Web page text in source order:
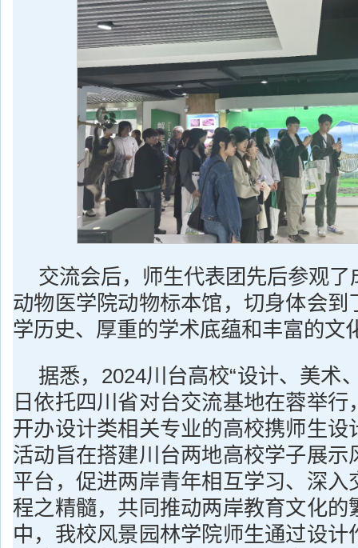
交流会后，师生代表团先后参观
动物医学院动物标本馆，切身体会到
学历史、厚重的学术底蕴和丰富的文
据悉，2024川台高校“设计、美术
日依托四川省对台交流基地在蓉举
开办设计类相关专业的高校携师生设
活动旨在搭建川台两地高校学子展示
平台，促进两岸青年相互学习、深入
程之精髓，共同推动两岸教育文化的
中，我校风景园林学院师生通过设计